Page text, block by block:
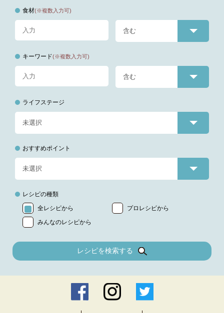
食材(※複数入力可)
キーワード(※複数入力可)
ライフステージ
おすすめポイント
レシピの種類
全レシピから
プロレシピから
みんなのレシピから
レシピを検索する